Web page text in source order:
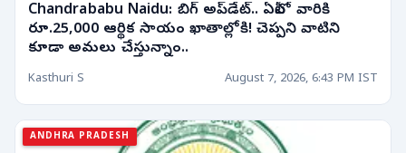
Chandrababu Naidu: బిగ్ అప్‌డేట్.. ఏపీలో వారికి
రూ.25,000 ఆర్థిక సాయం ఖాతాల్లోకి! చెప్పని వాటిని
కూడా అమలు చేస్తున్నాం..
Kasthuri S August 7, 2026, 6:43 PM IST
ANDHRA PRADESH